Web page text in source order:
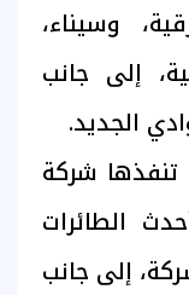
وسيناء،
إلى جانب
الجديد.
شركة
الطائرات
إلى جانب